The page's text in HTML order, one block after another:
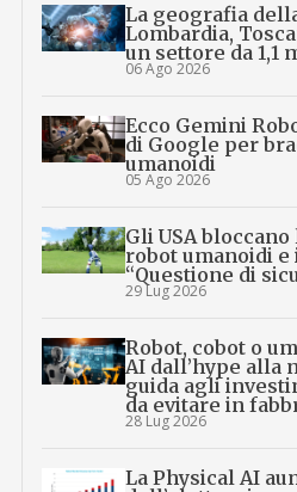
La geografia
Lombardia,
un settore da 1,1
06 Ago 2026
Ecco Gemini
di Google per
umanoidi
05 Ago 2026
Gli USA
robot umanoidi
“Questione di
29 Lug 2026
Robot, cobot o
AI dall’hype alla
guida agli
da evitare in
28 Lug 2026
La Physical AI